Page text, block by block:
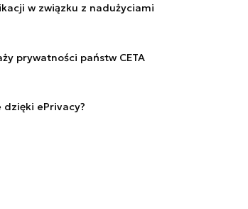
w związku z nadużyciami
prywatności państw CETA
dzięki ePrivacy?